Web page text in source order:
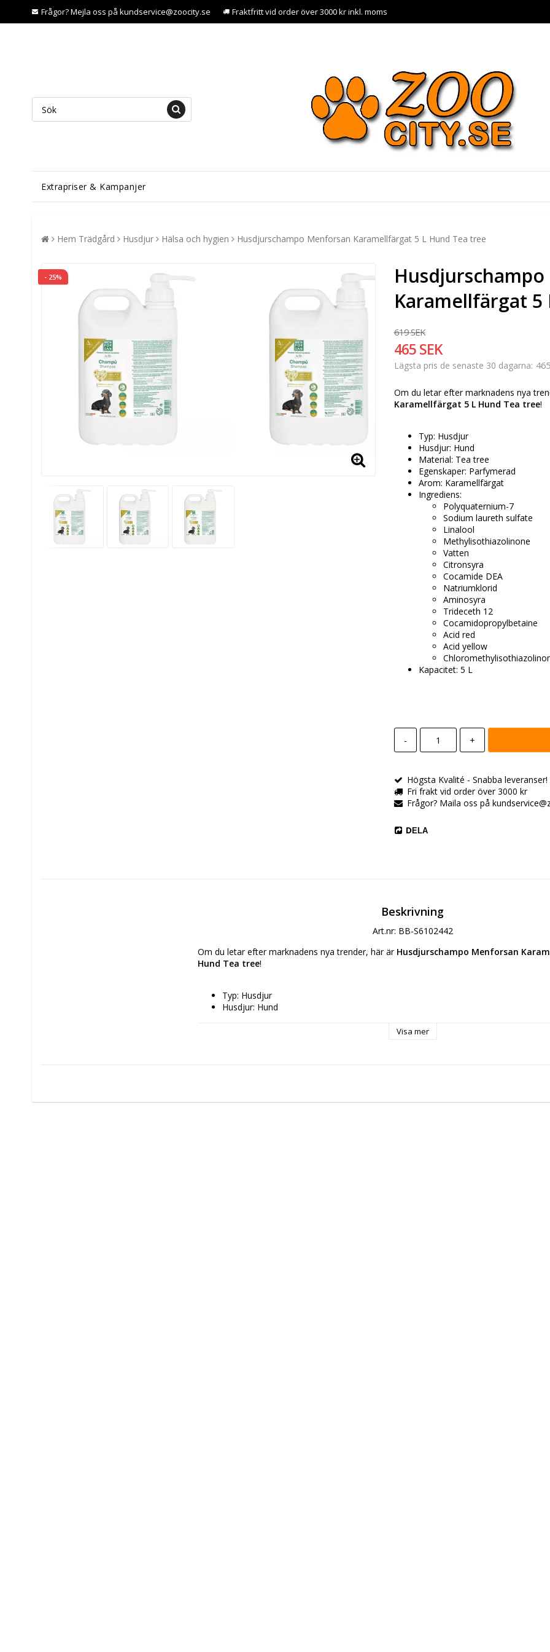
Frågor? Mejla oss på kundservice@zoocity.se Fraktfritt vid order över 3000 kr inkl. moms
Extrapriser & Kampanjer
Hem Trädgård Husdjur Hälsa och hygien Husdjurschampo Menforsan Karamellfärgat 5 L Hund Tea tree
- 25%
Karamellfärgat 5
619 SEK
465 SEK
Lägsta pris de senaste 30 dagarna
Om du letar efter marknadens nya
Karamellfärgat 5 L Hund Tea tree!
Typ: Husdjur
Husdjur: Hund
Material: Tea tree
Egenskaper: Parfymerad
Arom: Karamellfärgat
Ingrediens:
Polyquaternium-7
Sodium laureth sulfate
Linalool
Methylisothiazolinone
Vatten
Citronsyra
Cocamide DEA
Natriumklorid
Aminosyra
Trideceth 12
Cocamidopropylbetaine
Acid red
Acid yellow
Kapacitet: 5 L
- +
Högsta Kvalité - Snabba
Fri frakt vid order över 3000 kr
Frågor? Maila oss på
DELA
Beskrivning
Art.nr: BB-S6102442
Om du letar efter marknadens nya trender, här är Husdjurschampo Menforsan
Hund Tea tree!
Typ: Husdjur
Husdjur: Hund
Methylisothiazolinone
Visa mer